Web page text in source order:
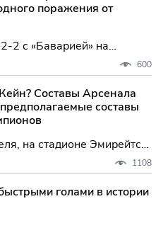
поражения от
2 с «Баварией» на
вечером, оставив
«Арсенал» вышел на
как в 2024 году они
в Европе.
600
Составы Арсенала
составы
на стадионе Эмирейтс
между Арсеналом,
Микеля Артеты, и
которую возглавляет
1108
голами в истории